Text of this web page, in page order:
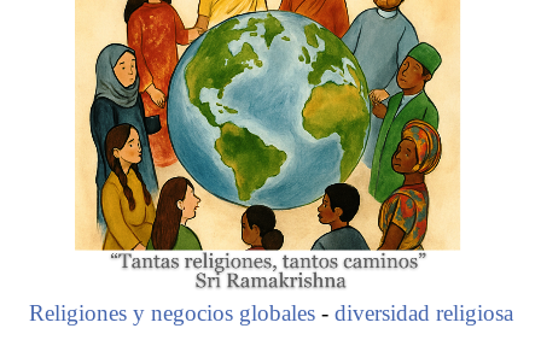
Religiones y negocios globales- diversidad religiosa